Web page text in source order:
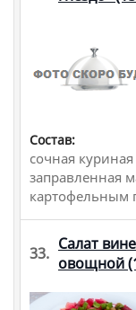
Состав:
сочная
заправленная
картофельным
33. Салат
овощной